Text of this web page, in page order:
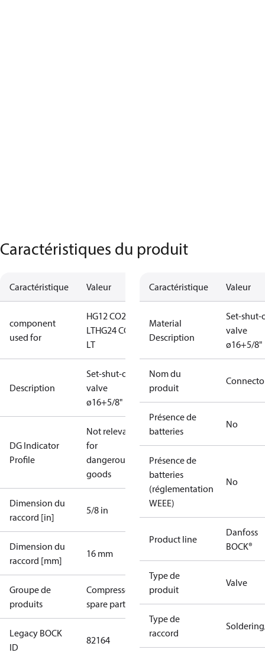
Caractéristiques du produit
Caractéristique Valeur
component
used for
HG12 CO2
LTHG24 CO2
LT
Description
Set-shut-off
valve
ø16+5/8"
DG Indicator
Profile
Not relevant
for
dangerous
goods
Dimension du
raccord [in]
5/8 in
Dimension du
raccord [mm]
16 mm
Groupe de
produits
Compressors
spare parts
Legacy BOCK
ID
82164
Caractéristique Valeur
Material
Description
Set-shut-
valve
ø16+5/8"
Nom du
produit
Présence de
batteries
No
Présence de
batteries
(réglementation
WEEE)
No
Product line
Danfoss
BOCK®
Type de
produit
Valve
Type de
raccord